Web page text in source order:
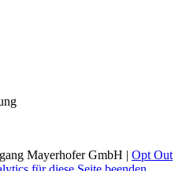
Mayerhofer GmbH | Opt Out